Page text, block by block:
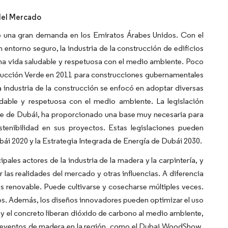
Mercado
gran demanda en los Emiratos Árabes Unidos. Con el
seguro, la industria de la construcción de edificios
vida saludable y respetuosa con el medio ambiente. Poco
Verde en 2011 para construcciones gubernamentales
de la construcción se enfocó en adoptar diversas
y respetuosa con el medio ambiente. La legislación
Dubái, ha proporcionado una base muy necesaria para
en sus proyectos. Estas legislaciones pueden
2020 y la Estrategia Integrada de Energía de Dubái 2030.
actores de la industria de la madera y la carpintería, y
realidades del mercado y otras influencias. A diferencia
Puede cultivarse y cosecharse múltiples veces.
Además, los diseños innovadores pueden optimizar el uso
el concreto liberan dióxido de carbono al medio ambiente,